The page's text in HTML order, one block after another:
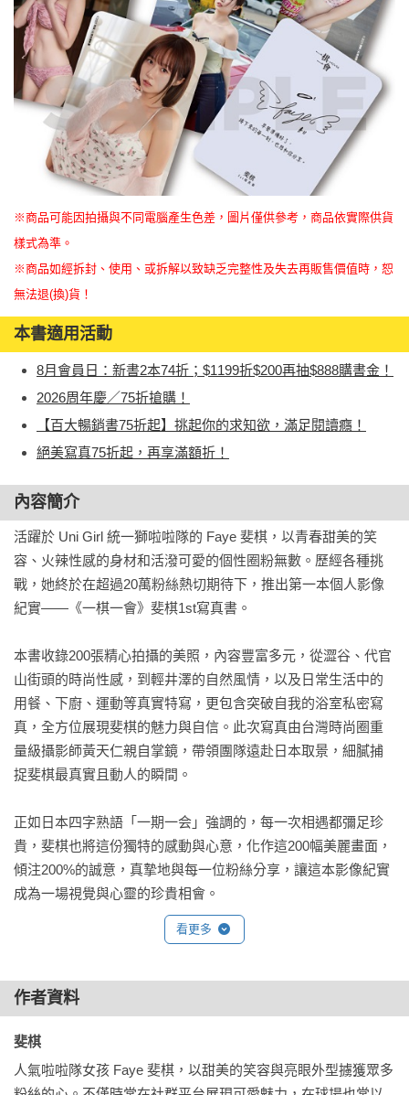
※商品可能因拍攝與不同電腦產生色差，圖片僅供參考，商品依實際供貨
樣式為準。
※商品如經拆封、使用、或拆解以致缺乏完整性及失去再販售價值時，恕
無法退(換)貨！
本書適用活動
8月會員日：新書2本74折；$1199折$200再抽$888購書金！
2026周年慶／75折搶購！
【百大暢銷書75折起】挑起你的求知欲，滿足閱讀癮！
絕美寫真75折起，再享滿額折！
內容簡介
活躍於 Uni Girl 統一獅啦啦隊的 Faye 斐棋，以青春甜美的笑
容、火辣性感的身材和活潑可愛的個性圈粉無數。歷經各種挑
戰，她終於在超過20萬粉絲熱切期待下，推出第一本個人影像
紀實——《一棋一會》斐棋1st寫真書。
本書收錄200張精心拍攝的美照，內容豐富多元，從澀谷、代官
山街頭的時尚性感，到輕井澤的自然風情，以及日常生活中的
用餐、下廚、運動等真實特寫，更包含突破自我的浴室私密寫
真，全方位展現斐棋的魅力與自信。此次寫真由台灣時尚圈重
量級攝影師黃天仁親自掌鏡，帶領團隊遠赴日本取景，細膩捕
捉斐棋最真實且動人的瞬間。
正如日本四字熟語「一期一会」強調的，每一次相遇都彌足珍
貴，斐棋也將這份獨特的感動與心意，化作這200幅美麗畫面，
傾注200%的誠意，真摯地與每一位粉絲分享，讓這本影像紀實
成為一場視覺與心靈的珍貴相會。
看更多
作者資料
斐棋
人氣啦啦隊女孩 Faye 斐棋，以甜美的笑容與亮眼外型擄獲眾多